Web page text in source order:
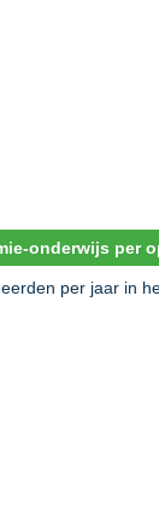
onderwijs per
per jaar in